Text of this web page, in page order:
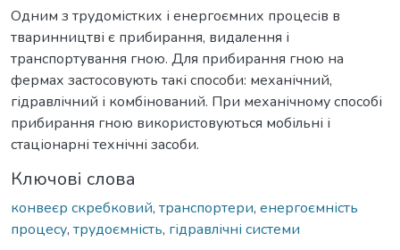
Одним з трудомістких і енергоємних процесів в
тваринництві є прибирання, видалення і
транспортування гною. Для прибирання гною на
фермах застосовують такі способи: механічний,
гідравлічний і комбінований. При механічному способі
прибирання гною використовуються мобільні і
стаціонарні технічні засоби.
Ключові слова
конвеєр скребковий, транспортери, енергоємність
процесу, трудоємність, гідравлічні системи